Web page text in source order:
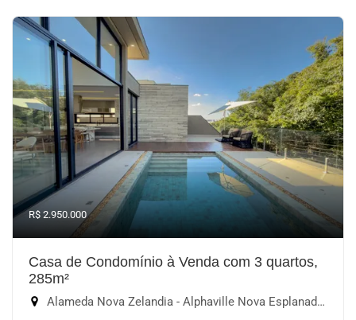
R$ 2.950.000
Casa de Condomínio à Venda com 3 quartos,
285m²
Alameda Nova Zelandia - Alphaville Nova Esplanada I, Votorantim-SP